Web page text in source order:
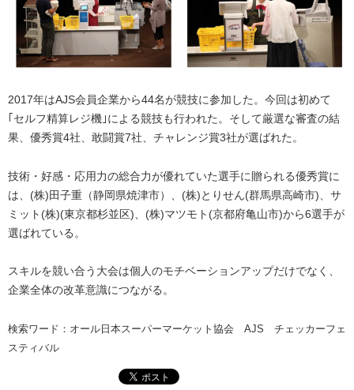
2017年はAJS会員企業から44名が競技に参加した。今回は初めて
｢セルフ精算レジ機｣による競技も行われた。そして厳選な審査の結
果、優秀賞4社、敢闘賞7社、チャレンジ賞3社が選ばれた。
技術・好感・応用力の総合力が優れていた選手に贈られる優秀賞に
は、(株)田子重（静岡県焼津市）、(株)とりせん(群馬県高崎市)、サ
ミット(株)(東京都杉並区)、(株)マツモト(京都府亀山市)から6選手が
選ばれている。
スキルを競い合う大会は個人のモチベーションアップだけでなく、
企業全体の改革意識につながる。
検索ワード：オール日本スーパーマーケット協会 AJS チェッカーフェ
スティバル